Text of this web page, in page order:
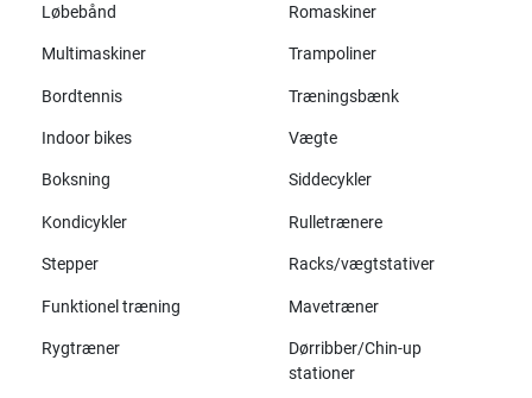
Løbebånd Romaskiner
Multimaskiner Trampoliner
Bordtennis Træningsbænk
Indoor bikes Vægte
Boksning Siddecykler
Kondicykler Rulletrænere
Stepper Racks/vægtstativer
Funktionel træning Mavetræner
Rygtræner
Dørribber/Chin-up
stationer